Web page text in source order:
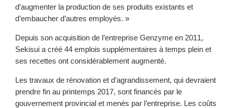
d’augmenter la production de ses produits existants et
d’embaucher d’autres employés. »
Depuis son acquisition de l’entreprise Genzyme en 2011,
Sekisui a créé 44 emplois supplémentaires à temps plein et
ses recettes ont considérablement augmenté.
Les travaux de rénovation et d’agrandissement, qui devraient
prendre fin au printemps 2017, sont financés par le
gouvernement provincial et menés par l’entreprise. Les coûts